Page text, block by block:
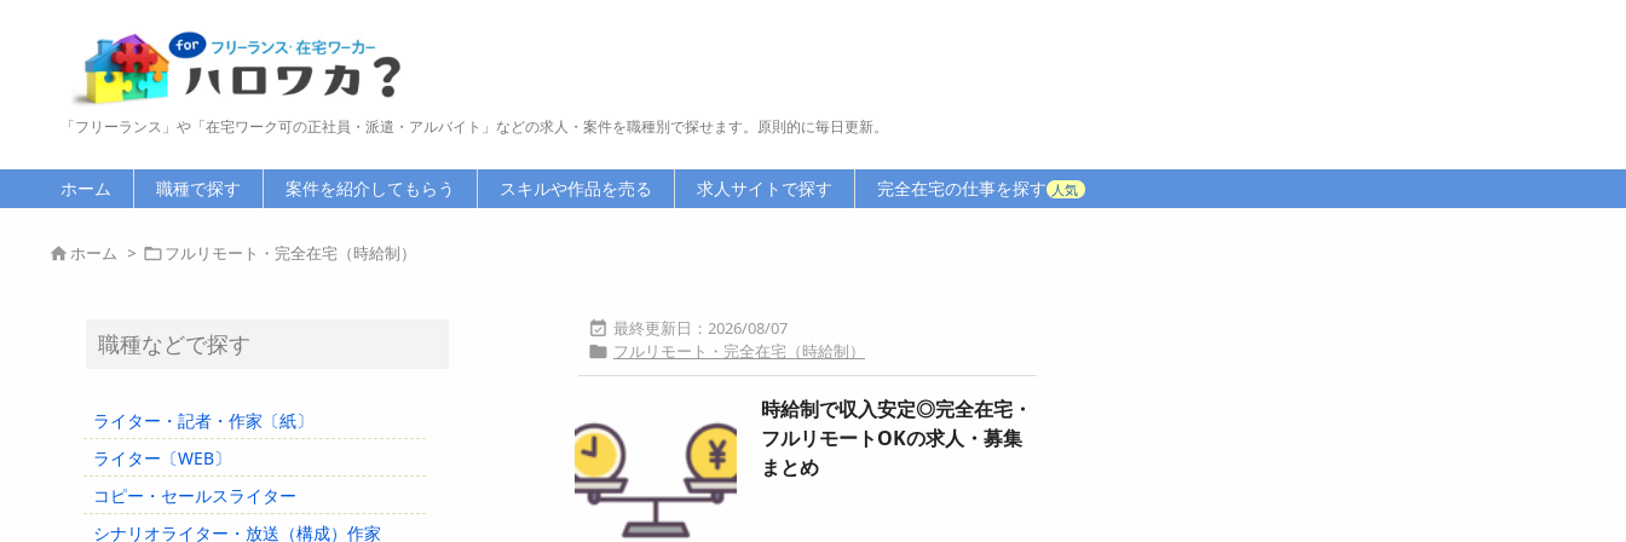
「フリーランス」や「在宅ワーク可の正社員・派遣・アルバイト」などの求人・案件を職種別で探せます。原則的に毎日更新。
ホーム 職種で探す 案件を紹介してもらう スキルや作品を売る 求人サイトで探す 完全在宅の仕事を探す 人気
ホーム > フルリモート・完全在宅（時給制）
 2026/08/07
 フルリモート・完全在宅（時給制）
時給制で収入安定◎完全在宅・
フルリモートOKの求人・募集
まとめ
職種などで探す
ライター・記者・作家〔紙〕
ライター〔WEB〕
コピー・セールスライター
シナリオライター・放送（構成）作家